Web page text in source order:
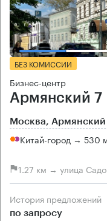
БЕЗ КОМИССИИ
Бизнес-центр
Армянский 7
Москва, Армянский
Китай-город → 530
1.27 км → улица
История предложений
по запросу